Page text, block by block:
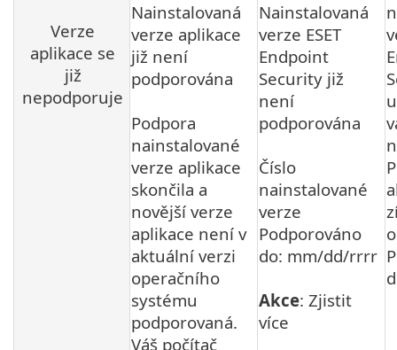
Verze
aplikace se
již
nepodporuje
Nainstalovaná
verze aplikace
již není
podporována
Podpora
nainstalované
verze aplikace
skončila a
novější verze
aplikace není v
aktuální verzi
operačního
systému
podporovaná.
Váš počítač
Nainstalovaná
verze ESET
Endpoint
Security již
není
podporována
Číslo
nainstalované
verze
Podporováno
do: mm/dd/rrrr
Akce: Zjistit
více